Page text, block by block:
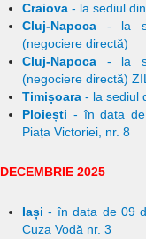
Craiova - la sediul
Cluj-Napoca - la
(negociere directă)
Cluj-Napoca - la
(negociere directă)
Timișoara - la sediul
Ploiești - în data
Piața Victoriei, nr. 8
DECEMBRIE 2025
Iași - în data de 09
Cuza Vodă nr. 3